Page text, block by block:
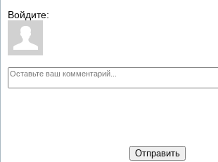
Войдите:
Отправить